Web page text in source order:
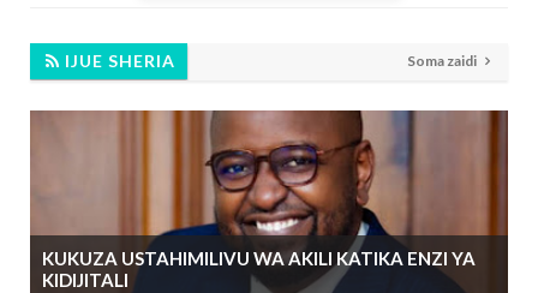
IJUE SHERIA Soma zaidi
KUKUZA USTAHIMILIVU WA AKILI KATIKA ENZI YA
KIDIJITALI